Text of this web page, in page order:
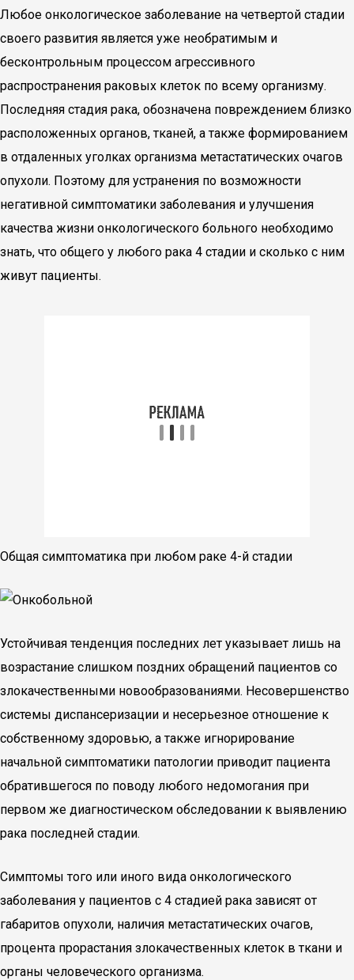
Любое онкологическое заболевание на четвертой стадии
своего развития является уже необратимым и
бесконтрольным процессом агрессивного
распространения раковых клеток по всему организму.
Последняя стадия рака, обозначена повреждением близко
расположенных органов, тканей, а также формированием
в отдаленных уголках организма метастатических очагов
опухоли. Поэтому для устранения по возможности
негативной симптоматики заболевания и улучшения
качества жизни онкологического больного необходимо
знать, что общего у любого рака 4 стадии и сколько с ним
живут пациенты.
Общая симптоматика при любом раке 4-й стадии
Устойчивая тенденция последних лет указывает лишь на
возрастание слишком поздних обращений пациентов со
злокачественными новообразованиями. Несовершенство
системы диспансеризации и несерьезное отношение к
собственному здоровью, а также игнорирование
начальной симптоматики патологии приводит пациента
обратившегося по поводу любого недомогания при
первом же диагностическом обследовании к выявлению
рака последней стадии.
Симптомы того или иного вида онкологического
заболевания у пациентов с 4 стадией рака зависят от
габаритов опухоли, наличия метастатических очагов,
процента прорастания злокачественных клеток в ткани и
органы человеческого организма.